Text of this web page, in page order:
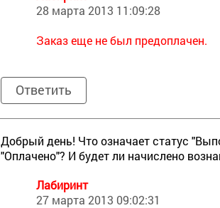
28 марта 2013 11:09:28
Заказ еще не был предоплачен.
Ответить
Добрый день! Что означает статус
"Оплачено"? И будет ли начислено
Лабиринт
27 марта 2013 09:02:31